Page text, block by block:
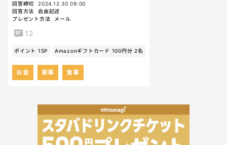
回答締切
2024.12.30 09:00
回答方法
自由記述
プレゼント方法
メール
12
ポイント 15P Amazonギフトカード 100円分 2名
お金 家事 食事